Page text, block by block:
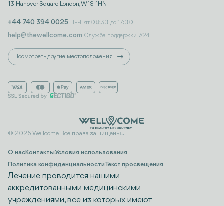
13 Hanover Square London, W1S 1HN
+44 740 394 0025 Пн-Пят 08:30 до 17:00
help@thewellcome.com Служба поддержки 7/24
Посмотреть другие местоположения
© 2026 Wellcome Все права защищены..
О насКонтактыУсловия использования
Политика конфиденциальностиТекст просвещения
Лечение проводится нашими
аккредитованными медицинскими
учреждениями, все из которых имеют